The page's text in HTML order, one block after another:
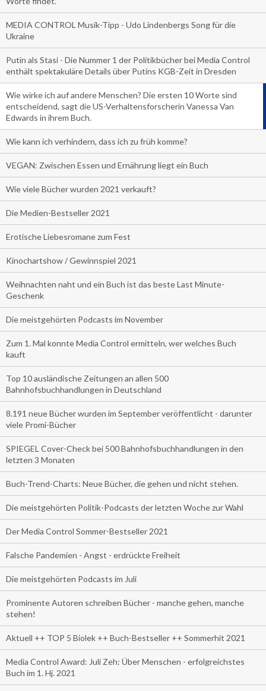
MEDIA CONTROL Musik-Tipp - Udo Lindenbergs Song für die
Ukraine
Putin als Stasi - Die Nummer 1 der Politikbücher bei Media Control
enthält spektakuläre Details über Putins KGB-Zeit in Dresden
Wie wirke ich auf andere Menschen? Die ersten 10 Worte sind
entscheidend, sagt die US-Verhaltensforscherin Vanessa Van
Edwards in ihrem Buch.
Wie kann ich verhindern, dass ich zu früh komme?
VEGAN: Zwischen Essen und Ernährung liegt ein Buch
Wie viele Bücher wurden 2021 verkauft?
Die Medien-Bestseller 2021
Erotische Liebesromane zum Fest
Kinochartshow / Gewinnspiel 2021
Weihnachten naht und ein Buch ist das beste Last Minute-
Geschenk
Die meistgehörten Podcasts im November
Zum 1. Mal konnte Media Control ermitteln, wer welches Buch
kauft
Top 10 ausländische Zeitungen an allen 500
Bahnhofsbuchhandlungen in Deutschland
8.191 neue Bücher wurden im September veröffentlicht - darunter
viele Promi-Bücher
SPIEGEL Cover-Check bei 500 Bahnhofsbuchhandlungen in den
letzten 3 Monaten
Buch-Trend-Charts: Neue Bücher, die gehen und nicht stehen.
Die meistgehörten Politik-Podcasts der letzten Woche zur Wahl
Der Media Control Sommer-Bestseller 2021
Falsche Pandemien - Angst - erdrückte Freiheit
Die meistgehörten Podcasts im Juli
Prominente Autoren schreiben Bücher - manche gehen, manche
stehen!
Aktuell ++ TOP 5 Biolek ++ Buch-Bestseller ++ Sommerhit 2021
Media Control Award: Juli Zeh: Über Menschen - erfolgreichstes
Buch im 1. Hj. 2021